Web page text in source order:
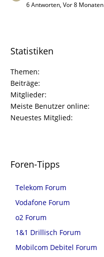
6 Antworten, Vor 8 Monaten
Statistiken
Themen
Beiträge
Mitglieder
Meiste Benutzer online
Neuestes Mitglied
Foren-Tipps
Telekom Forum
Vodafone Forum
o2 Forum
1&1 Drillisch Forum
Mobilcom Debitel Forum